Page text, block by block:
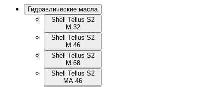
Гидравлические масла
Shell Tellus S2
M 32
Shell Tellus S2
M 46
Shell Tellus S2
M 68
Shell Tellus S2
MA 46